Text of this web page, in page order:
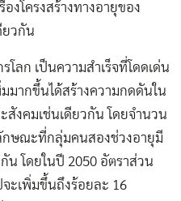
องโครงสร้างทางอายุของ
ยวกัน
ลก เป็นความสำเร็จที่โดดเด่น
มากขึ้นได้สร้างความกดดันใน
สังคมเช่นเดียวกัน โดยจำนวน
กษณะที่กลุ่มคนสองช่วงอายุมี
โดยในปี 2050 อัตราส่วน
ะเพิ่มขึ้นถึงร้อยละ 16